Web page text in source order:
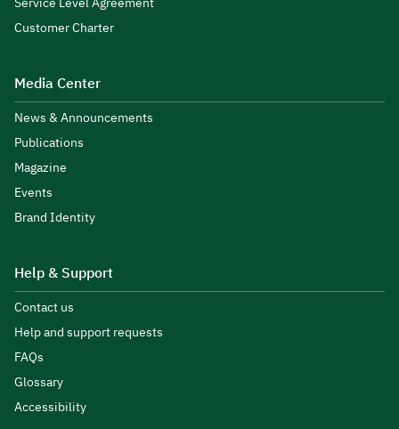
Customer Charter
Media Center
News & Announcements
Publications
Magazine
Events
Brand Identity
Help & Support
Contact us
Help and support requests
FAQs
Glossary
Accessibility